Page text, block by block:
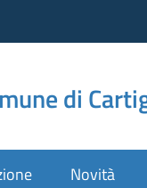
di
Novità